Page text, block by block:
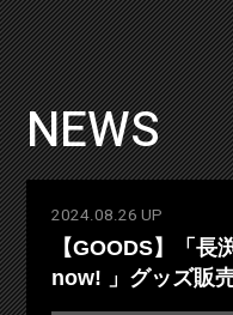
NEWS
2024.08.26 UP
【GOODS】「
now! 」グッズ販